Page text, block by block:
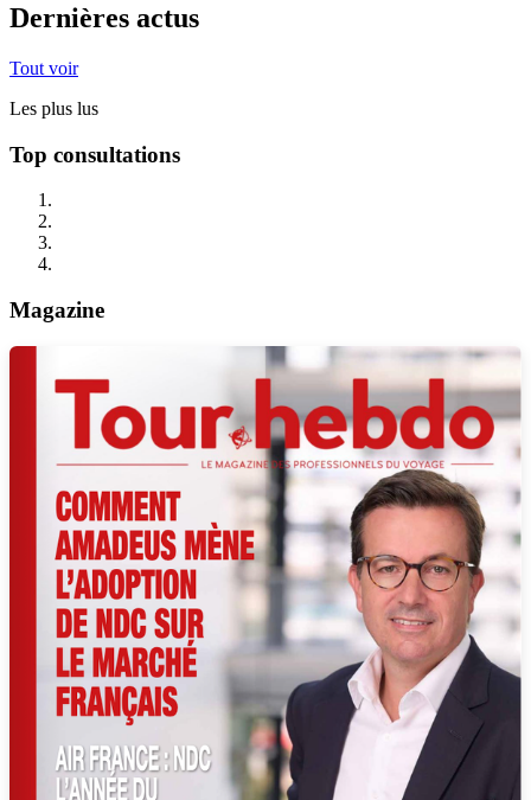
Dernières actus
Tout voir
Les plus lus
Top consultations
Magazine